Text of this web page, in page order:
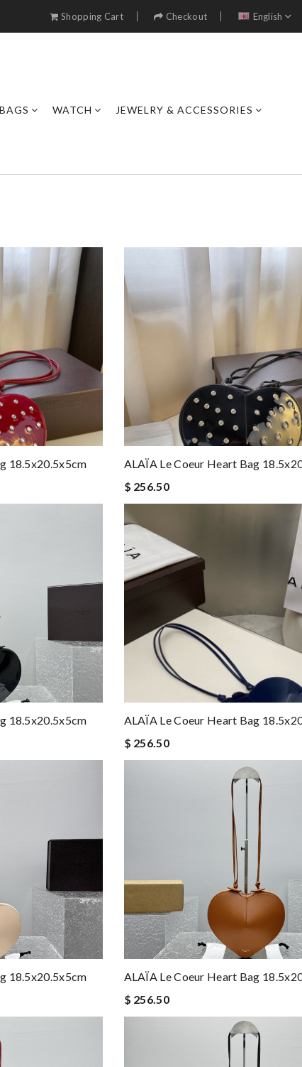
Shopping Cart Checkout English
WATCH JEWELRY & ACCESSORIES
18.5x20.5x5cm
ALAÏA Le Coeur Heart Bag
$ 256.50
18.5x20.5x5cm
ALAÏA Le Coeur Heart Bag
$ 256.50
18.5x20.5x5cm
ALAÏA Le Coeur Heart Bag
$ 256.50